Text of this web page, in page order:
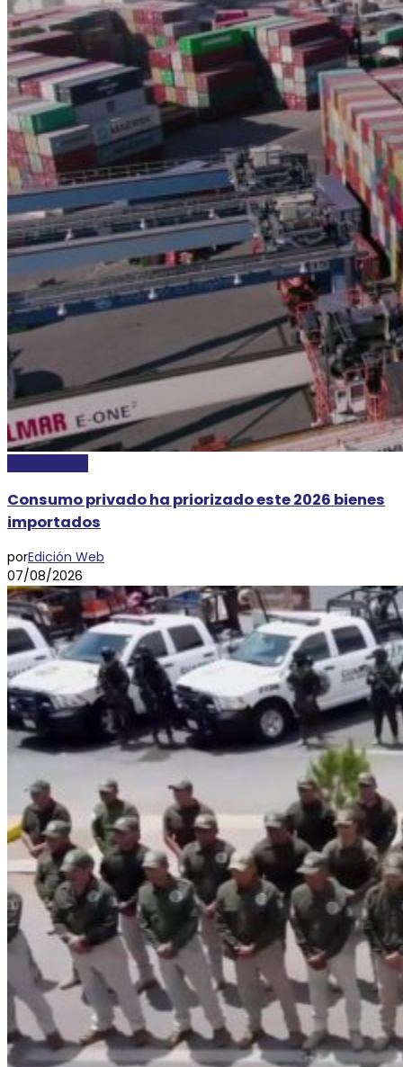
Consumo privado ha priorizado este 2026 bienes
importados
porEdición Web
07/08/2026